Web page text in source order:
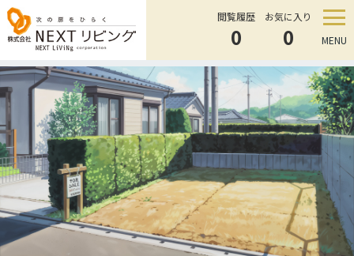
閲覧履歴
0
お気に入り
0 MENU